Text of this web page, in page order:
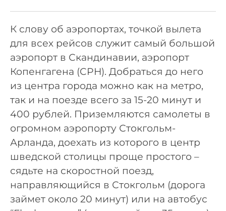
К слову об аэропортах, точкой вылета
для всех рейсов служит самый большой
аэропорт в Скандинавии, аэропорт
Копенгагена (CPH). Добраться до него
из центра города можно как на метро,
так и на поезде всего за 15-20 минут и
400 рублей. Приземляются самолеты в
огромном аэропорту Стокгольм-
Арланда, доехать из которого в центр
шведской столицы проще простого –
сядьте на скоростной поезд,
направляющийся в Стокгольм (дорога
займет около 20 минут) или на автобус